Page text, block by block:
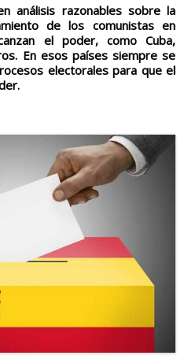
análisis razonables sobre la
de los comunistas en
el poder, como Cuba,
En esos países siempre se
electorales para que el